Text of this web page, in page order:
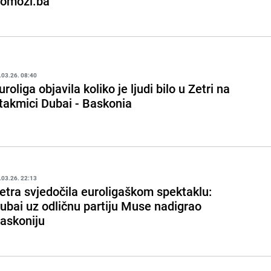
08:40
objavila koliko je ljudi bilo u Zetri na
Dubai - Baskonia
22:13
svjedočila euroligaškom spektaklu:
uz odličnu partiju Muse nadigrao